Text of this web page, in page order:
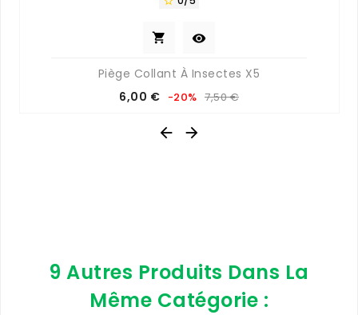
 
Piège Collant À Insectes X5
Prix
6,00 € Prix
base
-20% 7,50 €
 
9 Autres Produits Dans La
Même Catégorie :